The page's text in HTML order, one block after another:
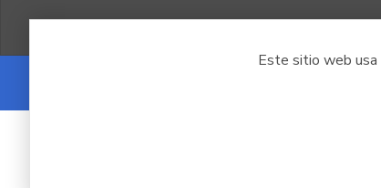
Este sitio web usa